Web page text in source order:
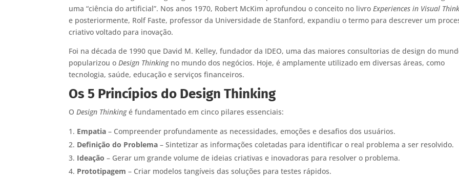
uma “ciência do artificial”. Nos anos 1970, Robert McKim aprofundou o conceito no livroExperiences in Visual
e posteriormente, Rolf Faste, professor da Universidade de Stanford, expandiu o termo para descrever um
criativo voltado para inovação.
Foi na década de 1990 que David M. Kelley, fundador da IDEO, uma das maiores consultorias de design do
popularizou oDesign Thinkingno mundo dos negócios. Hoje, é amplamente utilizado em diversas áreas, como
tecnologia, saúde, educação e serviços financeiros.
Os 5 Princípios do Design Thinking
ODesign Thinkingé fundamentado em cinco pilares essenciais:
Empatia – Compreender profundamente as necessidades, emoções e desafios dos usuários.
Definição do Problema – Sintetizar as informações coletadas para identificar o real problema a ser resolvido.
Ideação – Gerar um grande volume de ideias criativas e inovadoras para resolver o problema.
Prototipagem – Criar modelos tangíveis das soluções para testes rápidos.